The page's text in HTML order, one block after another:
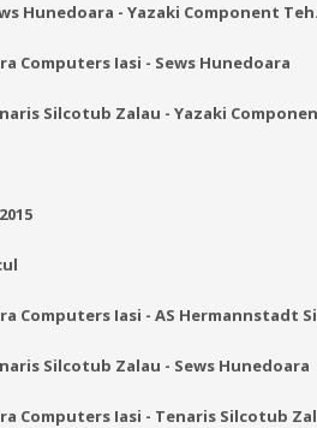
Hunedoara - Yazaki Component
Computers Iasi - Sews Hunedoara
Silcotub Zalau - Yazaki
Computers Iasi - AS Hermannstadt
Silcotub Zalau - Sews Hunedoara
Computers Iasi - Tenaris Silcotub